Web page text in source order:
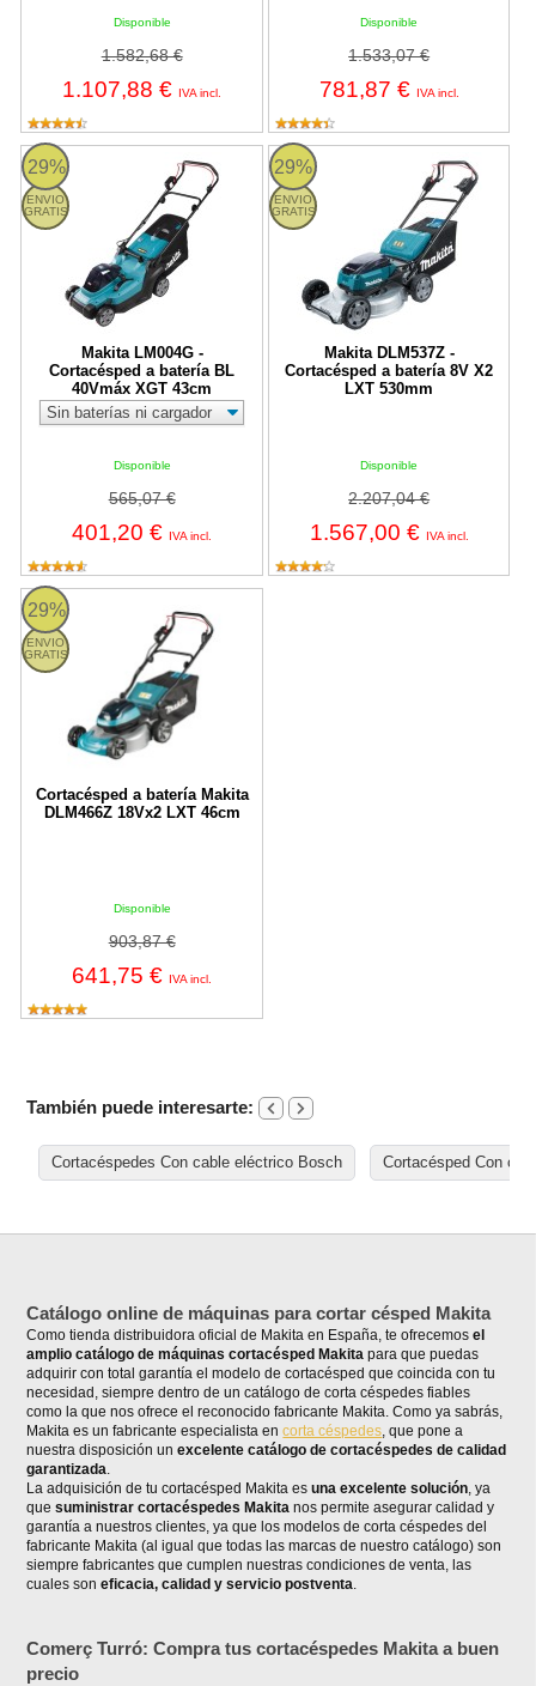
Disponible
1.582,68 €
1.107,88 € IVA incl.
Disponible
1.533,07 €
781,87 € IVA incl.
29%
ENVIO
GRATIS
Makita LM004G -
Cortacésped a batería BL
40Vmáx XGT 43cm
Disponible
565,07 €
401,20 € IVA incl.
Makita LM004G - Cortacésped a batería BL 40Vmáx XGT 43cm
29%
ENVIO
GRATIS
Makita DLM537Z -
Cortacésped a batería 8V X2
LXT 530mm
Disponible
2.207,04 €
1.567,00 € IVA incl.
DLM537Z Makita
29%
ENVIO
GRATIS
Cortacésped a batería Makita
DLM466Z 18Vx2 LXT 46cm
Disponible
903,87 €
641,75 € IVA incl.
DLM466Z Makita
También puede interesarte:
Cortacéspedes Con cable eléctrico Bosch Cortacésped Con
Catálogo online de máquinas para cortar césped Makita
Como tienda distribuidora oficial de Makita en España, te ofrecemosel
amplio catálogo de máquinas cortacésped Makita para que puedas
adquirir con total garantía el modelo de cortacésped que coincida con tu
necesidad, siempre dentro de un catálogo de corta céspedes fiables
como la que nos ofrece el reconocido fabricante Makita. Como ya sabrás,
Makita es un fabricante especialista encorta céspedes, que pone a
nuestra disposición unexcelente catálogo de cortacéspedes de calidad
garantizada.
La adquisición de tu cortacésped Makita esuna excelente solución, ya
quesuministrar cortacéspedes Makita nos permite asegurar calidad y
garantía a nuestros clientes, ya que los modelos de corta céspedes del
fabricante Makita (al igual que todas las marcas de nuestro catálogo) son
siempre fabricantes que cumplen nuestras condiciones de venta, las
cuales soneficacia, calidad y servicio postventa.
Comerç Turró: Compra tus cortacéspedes Makita a buen
precio